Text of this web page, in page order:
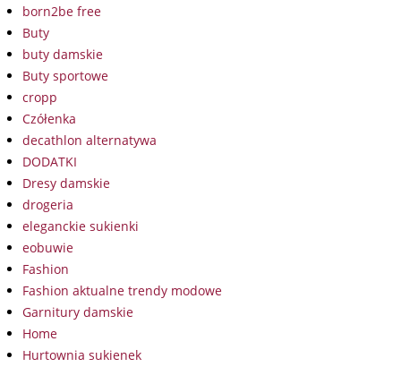
born2be free
Buty
buty damskie
Buty sportowe
cropp
Czółenka
decathlon alternatywa
DODATKI
Dresy damskie
drogeria
eleganckie sukienki
eobuwie
Fashion
Fashion aktualne trendy modowe
Garnitury damskie
Home
Hurtownia sukienek